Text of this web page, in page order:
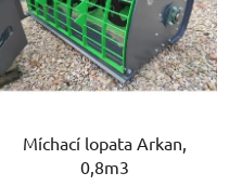
Míchací lopata Arkan,
0,8m3